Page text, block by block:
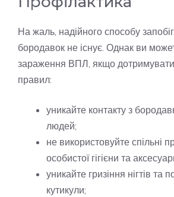
На жаль, надійного способу
бородавок не існує. Однак ви
зараження ВПЛ, якщо
правил:
уникайте контакту з
людей;
не використовуйте спільні
особистої гігієни та
уникайте гризіння нігтів та
кутикули;